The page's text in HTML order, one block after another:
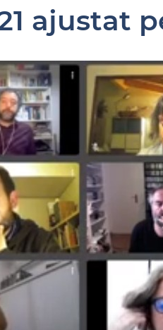
ajustat